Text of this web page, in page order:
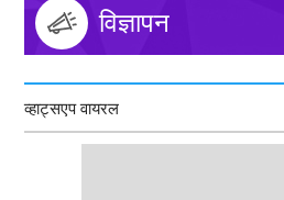
विज्ञापन
व्हाट्सएप वायरल